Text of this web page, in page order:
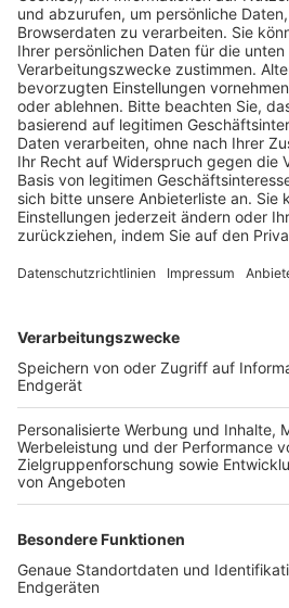
Pässe und Vereinswechsel
Trainerausbildung
Schulungsangebot Vereinsmitarbeiter
BFV-Geschäftsstellen
Trainerbörse
Login SpielPlus
FOLGE DEM BFV
TOP-VEREINE
TOP-PARTNER